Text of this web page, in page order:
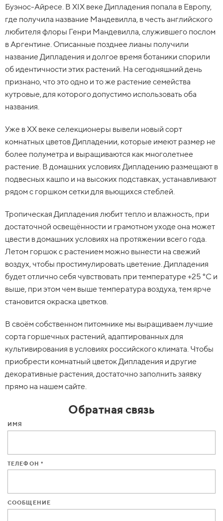
Буэнос-Айресе. В XIX веке Дипладения попала в Европу,
где получила название Мандевилла, в честь английского
любителя флоры Генри Мандевилла, служившего послом
в Аргентине. Описанные позднее лианы получили
название Дипладения и долгое время ботаники спорили
об идентичности этих растений. На сегодняшний день
признано, что это одно и то же растение семейства
кутровые, для которого допустимо использовать оба
названия.
Уже в XX веке селекционеры вывели новый сорт
комнатных цветов Дипладении, которые имеют размер не
более полуметра и выращиваются как многолетнее
растение. В домашних условиях Дипладению размещают в
подвесных кашпо и на высоких подставках, устанавливают
рядом с горшком сетки для вьющихся стеблей.
Тропическая Дипладения любит тепло и влажность, при
достаточной освещённости и грамотном уходе она может
цвести в домашних условиях на протяжении всего года.
Летом горшок с растением можно вынести на свежий
воздух, чтобы простимулировать цветение. Дипладения
будет отлично себя чувствовать при температуре +25 °С и
выше, при этом чем выше температура воздуха, тем ярче
становится окраска цветков.
В своём собственном питомнике мы выращиваем лучшие
сорта горшечных растений, адаптированных для
культивирования в условиях российского климата. Чтобы
приобрести комнатный цветок Дипладения и другие
декоративные растения, достаточно заполнить заявку
прямо на нашем сайте.
Обратная связь
ИМЯ
ТЕЛЕФОН *
СООБЩЕНИЕ